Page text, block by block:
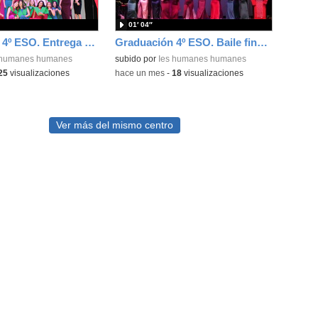
Graduación 4º ESO. Entrega de bandas 4ºA
humanes
visualizaciones
Graduación 4º ESO. Baile final alumnos
subido por Ies humanes humanes
01′ 04″
-hace un mes- 18visualizaciones
Ver más del mismo centro